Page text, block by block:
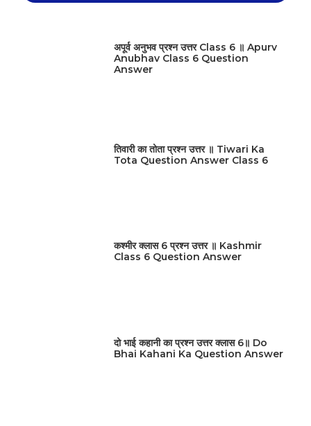
अपूर्व अनुभव प्रश्न उत्तर Class 6 ॥ Apurv
Anubhav Class 6 Question
Answer
तिवारी का तोता प्रश्न उत्तर ॥ Tiwari Ka
Tota Question Answer Class 6
कश्मीर क्लास 6 प्रश्न उत्तर ॥ Kashmir
Class 6 Question Answer
दो भाई कहानी का प्रश्न उत्तर क्लास 6॥ Do
Bhai Kahani Ka Question Answer